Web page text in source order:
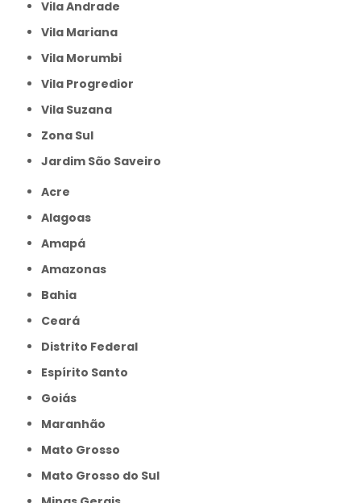
Vila Andrade
Vila Mariana
Vila Morumbi
Vila Progredior
Vila Suzana
Zona Sul
jardim São Saveiro
Acre
Alagoas
Amapá
Amazonas
Bahia
Ceará
Distrito Federal
Espírito Santo
Goiás
Maranhão
Mato Grosso
Mato Grosso do Sul